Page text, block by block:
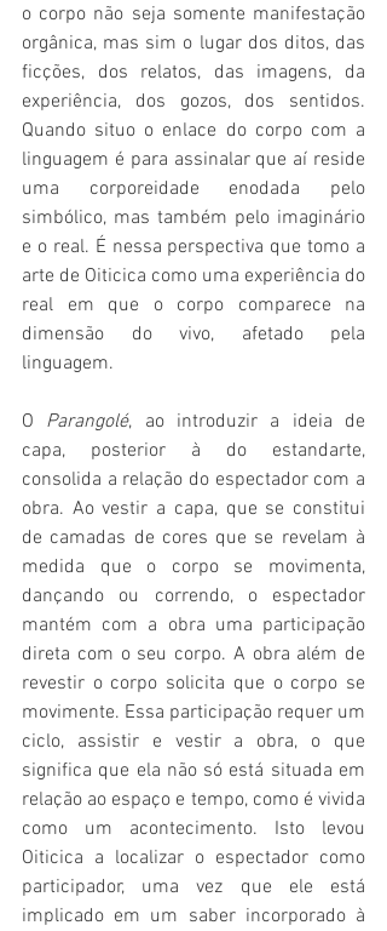
o corpo não seja somente manifestação
orgânica, mas sim o lugar dos ditos, das
ficções, dos relatos, das imagens, da
experiência, dos gozos, dos sentidos.
Quando situo o enlace do corpo com a
linguagem é para assinalar que aí reside
uma corporeidade enodada pelo
simbólico, mas também pelo imaginário
e o real. É nessa perspectiva que tomo a
arte de Oiticica como uma experiência do
real em que o corpo comparece na
dimensão do vivo, afetado pela
linguagem.
O Parangolé, ao introduzir a ideia de
capa, posterior à do estandarte,
consolida a relação do espectador com a
obra. Ao vestir a capa, que se constitui
de camadas de cores que se revelam à
medida que o corpo se movimenta,
dançando ou correndo, o espectador
mantém com a obra uma participação
direta com o seu corpo. A obra além de
revestir o corpo solicita que o corpo se
movimente. Essa participação requer um
ciclo, assistir e vestir a obra, o que
significa que ela não só está situada em
relação ao espaço e tempo, como é vivida
como um acontecimento. Isto levou
Oiticica a localizar o espectador como
participador, uma vez que ele está
implicado em um saber incorporado à